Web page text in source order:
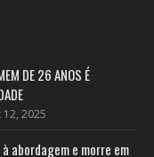
DE 26 ANOS É
12, 2025
abordagem e morre em